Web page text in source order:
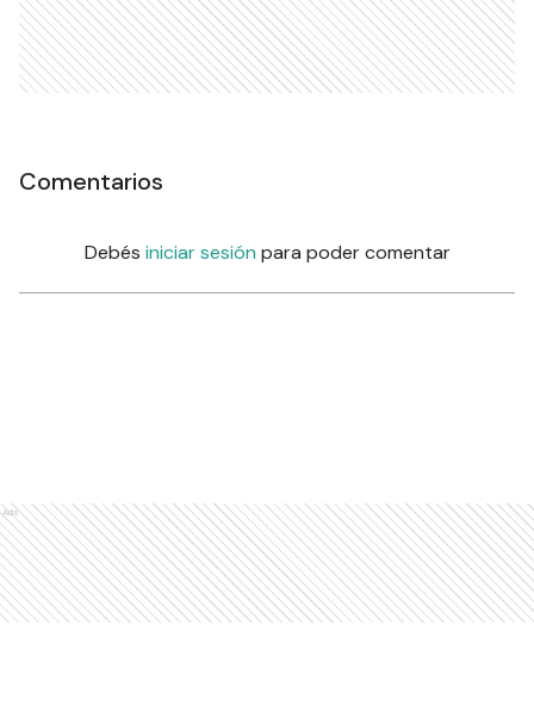
Comentarios
Debés iniciar sesión para poder comentar
Ads